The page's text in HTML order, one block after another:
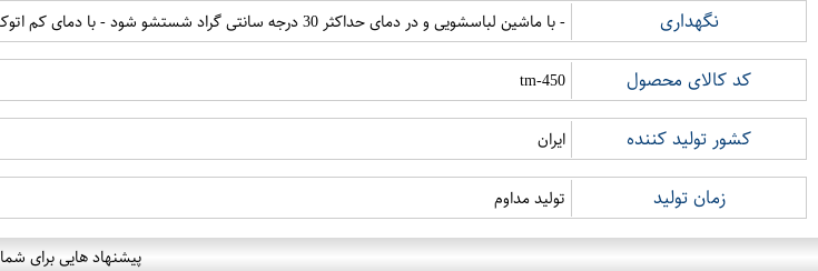
نگهداری - با ماشین لباسشویی و در دمای حداکثر 30 درجه سانتی گراد شستشو شود - با دمای کم اتوکشی شود - خشکشویی نشود - از خشک کن استفاده نشود - از سفید کننده استفاده نشود
کد کالای محصول tm-450
کشور تولید کننده ایران
زمان تولید تولید مداوم
پیشنهاد هایی برای شما